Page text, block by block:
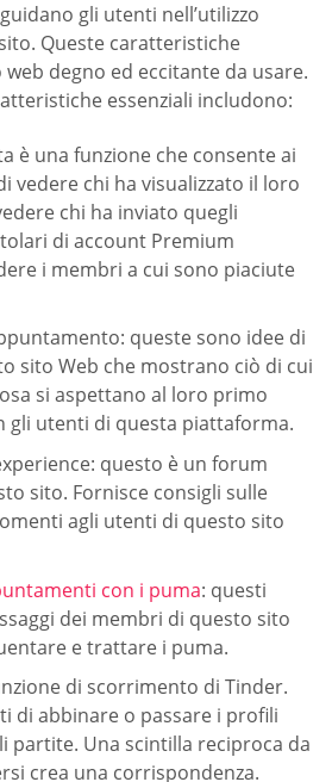
gli utenti nell’utilizzo
Queste caratteristiche
degno ed eccitante da usare.
essenziali includono:
è una funzione che consente ai
vedere chi ha visualizzato il loro
chi ha inviato quegli
di account Premium
i membri a cui sono piaciute
queste sono idee di
sito Web che mostrano ciò di cui
si aspettano al loro primo
gli utenti di questa piattaforma.
questo è un forum
sito. Fornisce consigli sulle
agli utenti di questo sito
con i puma: questi
dei membri di questo sito
e trattare i puma.
di scorrimento di Tinder.
di abbinare o passare i profili
partite. Una scintilla reciproca da
crea una corrispondenza.